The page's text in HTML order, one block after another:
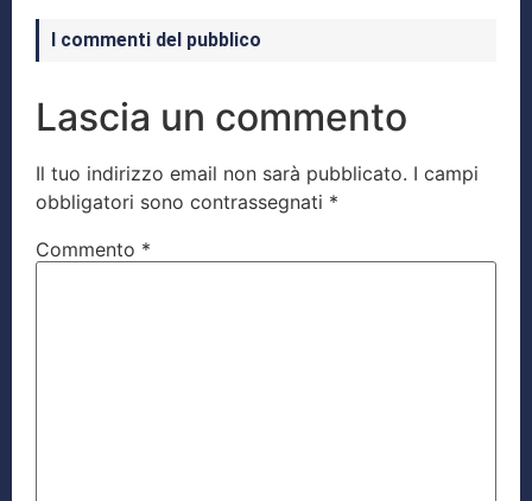
I commenti del pubblico
Lascia un commento
Il tuo indirizzo email non sarà pubblicato. I campi
obbligatori sono contrassegnati *
Commento *